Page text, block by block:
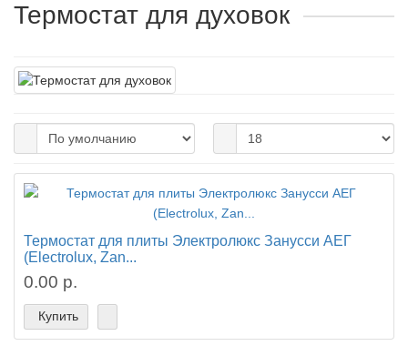
Термостат для духовок
Термостат для плиты Электролюкс Занусси АЕГ
(Electrolux, Zan...
0.00 р.
Купить